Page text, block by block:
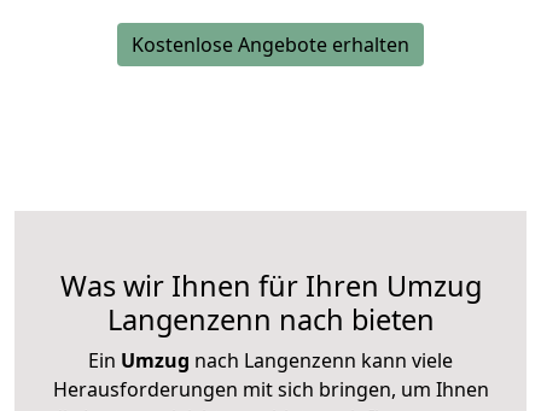
Kostenlose Angebote erhalten
Was wir Ihnen für Ihren Umzug
Langenzenn nach bieten
Ein Umzug nach Langenzenn kann viele
Herausforderungen mit sich bringen, um Ihnen